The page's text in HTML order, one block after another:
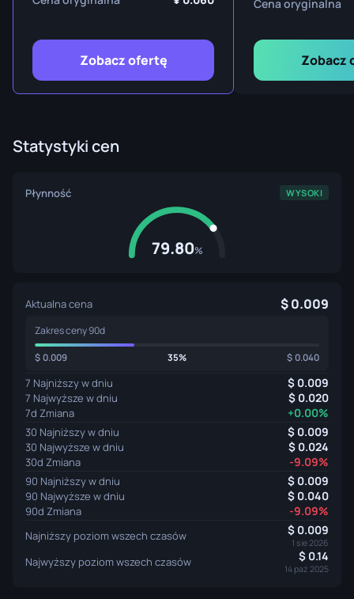
Zobacz ofertę
Cena oryginalna
Zobacz
Statystyki cen
Płynność WYSOKI
79.80%
Aktualna cena 0.009
Zakres ceny 90d
0.009 35% 0.040
7 Najniższy w dniu 0.009
7 Najwyższe w dniu 0.020
7d Zmiana +0.00%
30 Najniższy w dniu 0.009
30 Najwyższe w dniu 0.024
30d Zmiana -9.09%
90 Najniższy w dniu 0.009
90 Najwyższe w dniu 0.040
90d Zmiana -9.09%
Najniższy poziom wszech czasów 0.009
1 sie 2026
Najwyższy poziom wszech czasów 0.14
14 paź 2025